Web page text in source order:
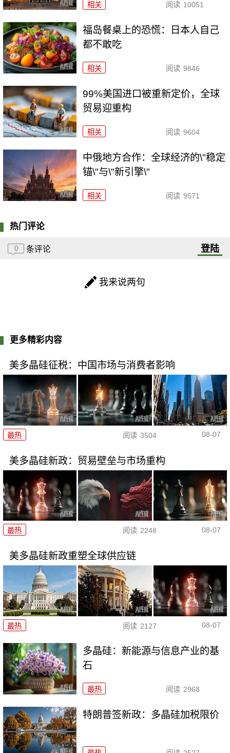
相关 阅读 10051
福岛餐桌上的恐慌：日本人自己
都不敢吃
相关 阅读 9846
99%美国进口被重新定价，全球
贸易迎重构
相关 阅读 9604
中俄地方合作：全球经济的\"稳定
锚\"与\"新引擎\"
相关 阅读 9571
热门评论
0 条评论 登陆
我来说两句
更多精彩内容
美多晶硅征税：中国市场与消费者影响
最热 阅读 3504 08-07
美多晶硅新政：贸易壁垒与市场重构
最热 阅读 2248 08-07
美多晶硅新政重塑全球供应链
最热 阅读 2127 08-07
多晶硅：新能源与信息产业的基
石
最热 阅读 2968
特朗普签新政：多晶硅加税限价